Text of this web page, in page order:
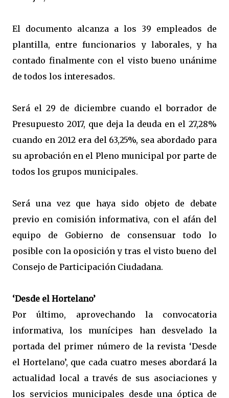
El documento alcanza a los 39 empleados de
plantilla, entre funcionarios y laborales, y ha
contado finalmente con el visto bueno unánime
de todos los interesados.
Será el 29 de diciembre cuando el borrador de
Presupuesto 2017, que deja la deuda en el 27,28%
cuando en 2012 era del 63,25%, sea abordado para
su aprobación en el Pleno municipal por parte de
todos los grupos municipales.
Será una vez que haya sido objeto de debate
previo en comisión informativa, con el afán del
equipo de Gobierno de consensuar todo lo
posible con la oposición y tras el visto bueno del
Consejo de Participación Ciudadana.
‘Desde el Hortelano’
Por último, aprovechando la convocatoria
informativa, los munícipes han desvelado la
portada del primer número de la revista ‘Desde
el Hortelano’, que cada cuatro meses abordará la
actualidad local a través de sus asociaciones y
los servicios municipales desde una óptica de